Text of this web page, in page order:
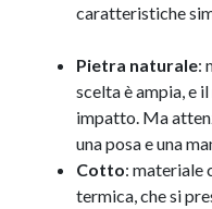
caratteristiche
Pietra naturale:
scelta è ampia, e
impatto. Ma
una posa e una
Cotto: materiale
termica, che si